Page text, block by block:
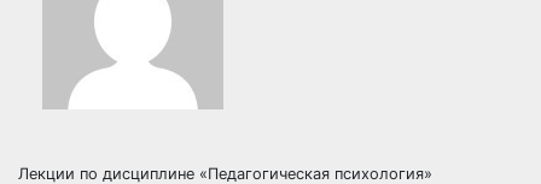
Лекции по дисциплине «Педагогическая психология»